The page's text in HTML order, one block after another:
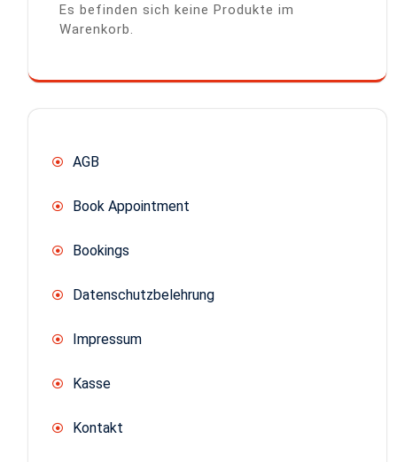
Es befinden sich keine Produkte im
Warenkorb.
AGB
Book Appointment
Bookings
Datenschutzbelehrung
Impressum
Kasse
Kontakt